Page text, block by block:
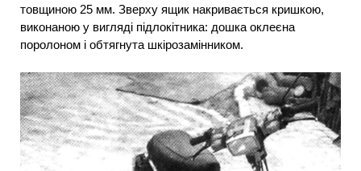
товщиною 25 мм. Зверху ящик накривається кришкою,
виконаною у вигляді підлокітника: дошка оклеєна
поролоном і обтягнута шкірозамінником.